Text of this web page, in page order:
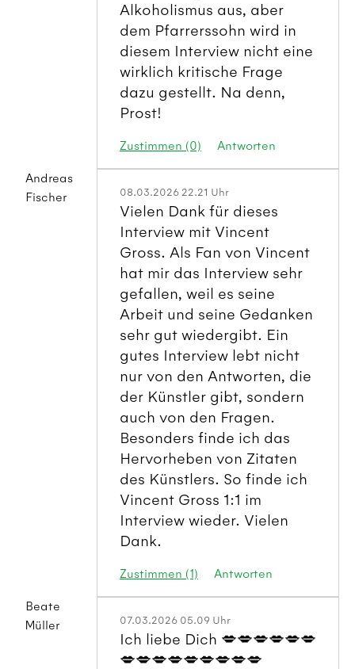
Alkoholismus aus, aber
dem Pfarrerssohn wird in
diesem Interview nicht eine
wirklich kritische Frage
dazu gestellt. Na denn,
Prost!
Zustimmen (0) Antworten
Andreas
Fischer
08.03.2026 22.21 Uhr
Vielen Dank für dieses
Interview mit Vincent
Gross. Als Fan von Vincent
hat mir das Interview sehr
gefallen, weil es seine
Arbeit und seine Gedanken
sehr gut wiedergibt. Ein
gutes Interview lebt nicht
nur von den Antworten, die
der Künstler gibt, sondern
auch von den Fragen.
Besonders finde ich das
Hervorheben von Zitaten
des Künstlers. So finde ich
Vincent Gross 1:1 im
Interview wieder. Vielen
Dank.
Zustimmen (1) Antworten
Beate
Müller
07.03.2026 05.09 Uhr
Ich liebe Dich 💋💋💋💋💋💋
💋💋💋💋💋💋💋💋💋